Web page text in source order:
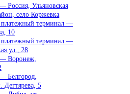
Россия, Ульяновская
село Коржевка
платежный терминал —
10
платежный терминал —
ул., 28
Воронеж,
Белгород,
Дегтярева, 5